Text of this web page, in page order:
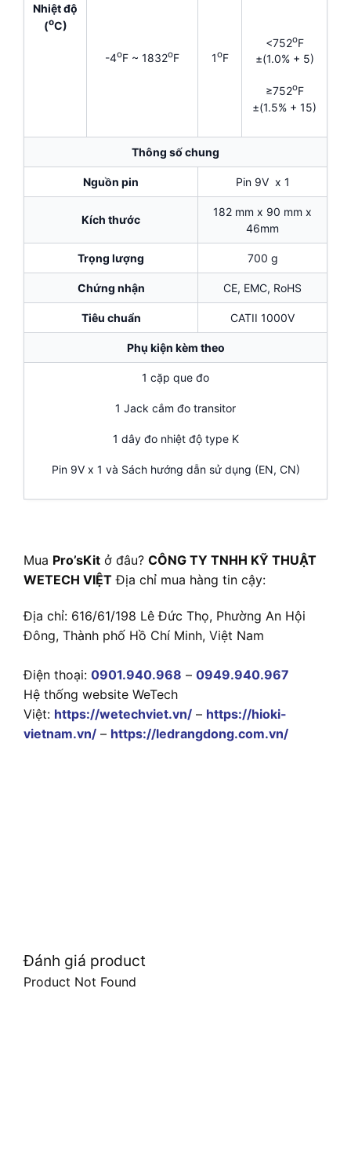
Nhiệt độ
(oC)
-4oF ~ 1832oF 1oF
<752oF
±(1.0% + 5)
≥752oF
±(1.5% + 15)
Thông số chung
Nguồn pin Pin 9V x 1
Kích thước
182 mm x 90 mm x
46mm
Trọng lượng 700 g
Chứng nhận CE, EMC, RoHS
Tiêu chuẩn CATII 1000V
Phụ kiện kèm theo
1 cặp que đo
1 Jack cắm đo transitor
1 dây đo nhiệt độ type K
Pin 9V x 1 và Sách hướng dẫn sử dụng (EN, CN)
Mua Pro’sKit ở đâu? CÔNG TY TNHH KỸ THUẬT
WETECH VIỆT Địa chỉ mua hàng tin cậy:
Địa chỉ: 616/61/198 Lê Đức Thọ, Phường An Hội
Đông, Thành phố Hồ Chí Minh, Việt Nam
Điện thoại: 0901.940.968 – 0949.940.967
Hệ thống website WeTech
Việt: https://wetechviet.vn/ – https://hioki-
vietnam.vn/ – https://ledrangdong.com.vn/
Đánh giá product
Product Not Found